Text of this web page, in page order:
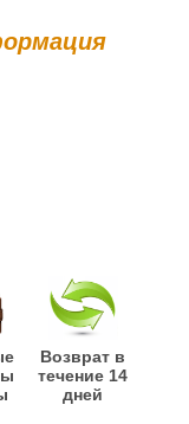
Возврат в
течение 14
дней